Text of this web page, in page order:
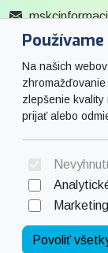
Na našich
zlepšenie
prijať alebo
Povoliť
0915 727 244
Social
Facebook
Hosting: